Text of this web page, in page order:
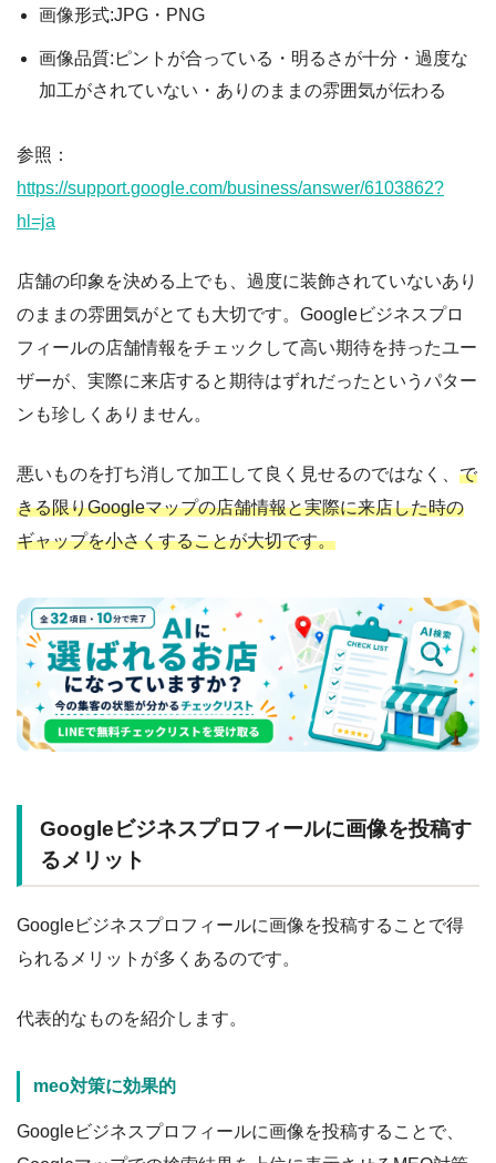
画像形式:JPG・PNG
画像品質:ピントが合っている・明るさが十分・過度な
加工がされていない・ありのままの雰囲気が伝わる
参照：
https://support.google.com/business/answer/6103862?
hl=ja
店舗の印象を決める上でも、過度に装飾されていないあり
のままの雰囲気がとても大切です。Googleビジネスプロ
フィールの店舗情報をチェックして高い期待を持ったユー
ザーが、実際に来店すると期待はずれだったというパター
ンも珍しくありません。
悪いものを打ち消して加工して良く見せるのではなく、 で
きる限りGoogleマップの店舗情報と実際に来店した時の
ギャップを小さくすることが大切です。
Googleビジネスプロフィールに画像を投稿す
るメリット
Googleビジネスプロフィールに画像を投稿することで得
られるメリットが多くあるのです。
代表的なものを紹介します。
meo対策に効果的
Googleビジネスプロフィールに画像を投稿することで、